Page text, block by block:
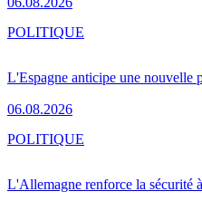
L'Espagne anticipe une nouvelle
06.08.2026
POLITIQUE
L'Allemagne renforce la sécurité
POLITIQUE